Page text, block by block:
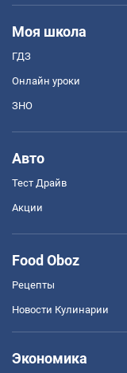
Моя школа
ГДЗ
Онлайн уроки
ЗНО
Авто
Тест Драйв
Акции
Food Oboz
Рецепты
Новости Кулинарии
Экономика